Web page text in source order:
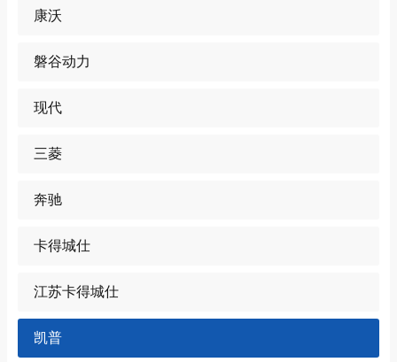
康沃
磐谷动力
现代
三菱
奔驰
卡得城仕
江苏卡得城仕
凯普